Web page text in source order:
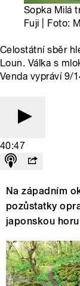
Sopka Milá
Fuji | Foto:
Celostátní sběr
Loun. Válka s
Venda vypráví 9/
40:47
Na západním
pozůstatky
japonskou